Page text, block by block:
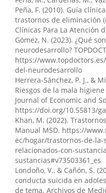
Peña, F. (2010). Guía
trastornos de eliminación
Clínicas Para La Atención
Gómez, N. (2023). ¿Qué
neurodesarrollo?
https://
del-neurodesarrollo
Herrera-Sánchez, P. J., &
Riesgos de la mala
Journal of Economic and
https://doi.org/10.55813/
Khan, M. (2022).
Manual MSD. https://
ec/hogar/trastornos-de-
relacionados-con-
sustancias#v73503361_es
Londoño, V., & Cañón, S.
conducta suicida en
de tema. Archivos de